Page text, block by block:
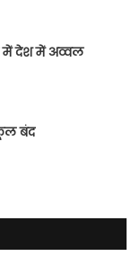
में देश में अव्वल
बंद